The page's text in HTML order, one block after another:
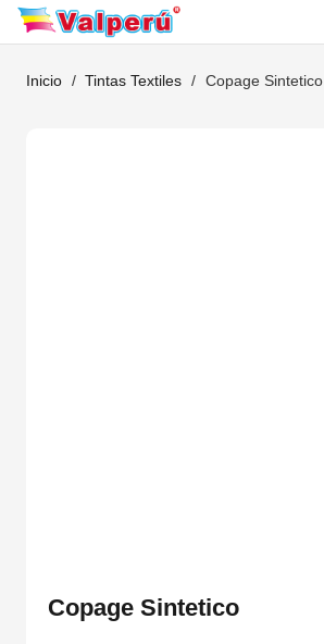
Inicio / Tintas Textiles / Copage Sintetico
Copage Sintetico